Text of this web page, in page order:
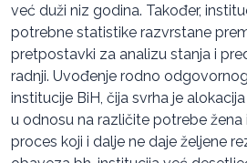
već duži niz godina. Također,
potrebne statistike razvrstane
pretpostavki za analizu stanja i
radnji. Uvođenje rodno
institucije BiH, čija svrha je
u odnosu na različite potrebe žena
proces koji i dalje ne daje željene